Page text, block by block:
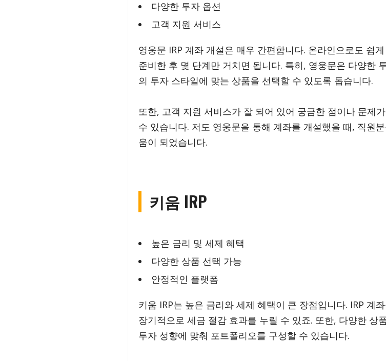
다양한 투자 옵션
고객 지원 서비스
영웅문 IRP 계좌 개설은 매우 간편합니다. 온라인으로도 쉽
준비한 후 몇 단계만 거치면 됩니다. 특히, 영웅문은 다양한
의 투자 스타일에 맞는 상품을 선택할 수 있도록 돕습니다.
또한, 고객 지원 서비스가 잘 되어 있어 궁금한 점이나 문제
수 있습니다. 저도 영웅문을 통해 계좌를 개설했을 때, 직원
움이 되었습니다.
키움 IRP
높은 금리 및 세제 혜택
다양한 상품 선택 가능
안정적인 플랫폼
키움 IRP는 높은 금리와 세제 혜택이 큰 장점입니다. IRP 계
장기적으로 세금 절감 효과를 누릴 수 있죠. 또한, 다양한 상
투자 성향에 맞춰 포트폴리오를 구성할 수 있습니다.